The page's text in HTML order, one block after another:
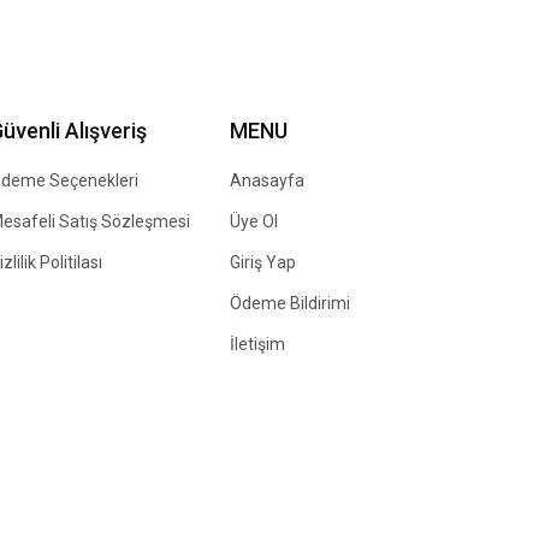
Alışveriş
Seçenekleri
Satış Sözleşmesi
Politilası
MENU
Anasayfa
Üye Ol
Giriş Yap
Ödeme Bildirimi
İletişim